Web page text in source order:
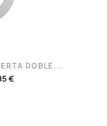
DOBLE...
€